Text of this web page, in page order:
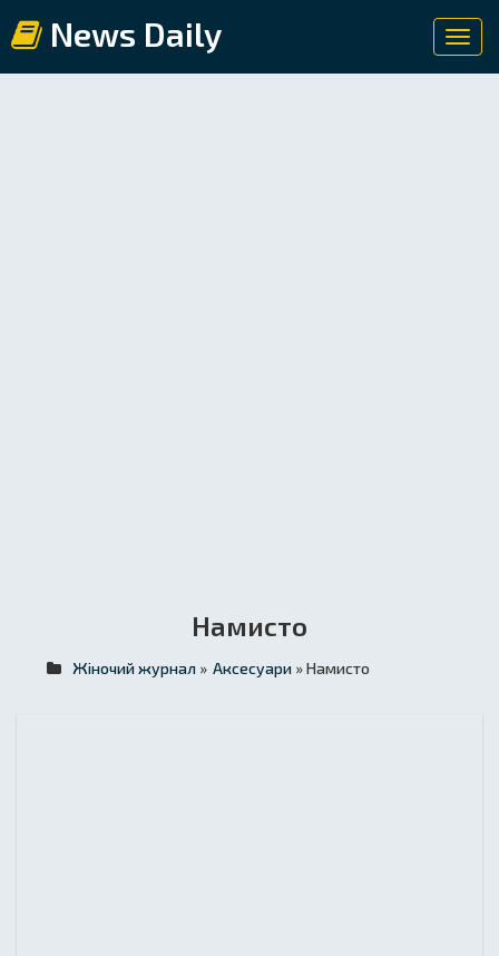
News Daily
Намисто
Жіночий журнал » Аксесуари » Намисто